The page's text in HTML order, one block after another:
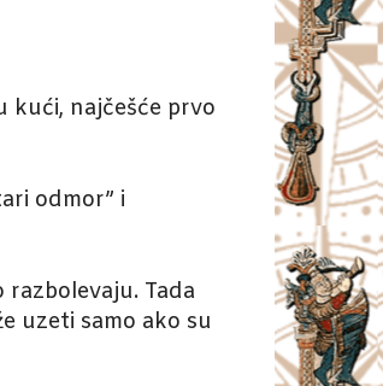
kući, najčešće prvo
odmor” i
razbolevaju. Tada
uzeti samo ako su